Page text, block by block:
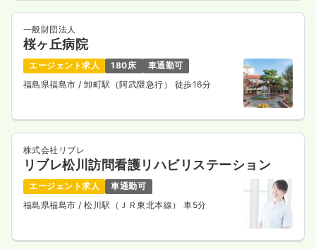
一般財団法人
桜ヶ丘病院
エージェント求人 180床
車通勤可
福島県福島市 / 卸町駅（阿武隈急行） 徒歩16分
株式会社リブレ
リブレ松川訪問看護リハビリステーション
エージェント求人
車通勤可
福島県福島市 / 松川駅（ＪＲ東北本線） 車5分